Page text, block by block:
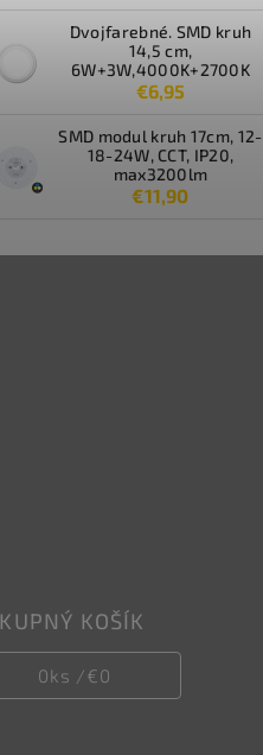
Dvojfarebné. SMD kruh
14,5 cm,
6W+3W,4000K+2700K
€6,95
SMD modul kruh 17cm, 12-
18-24W, CCT, IP20,
max3200lm
€11,90
KOŠÍK
0ks /€0